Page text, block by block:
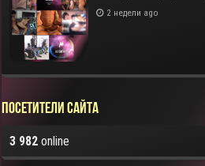
2 недели ago
Посетители сайта
3 982 online